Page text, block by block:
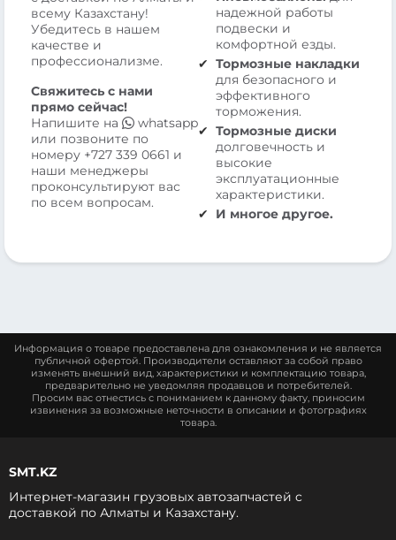
всему Казахстану!
Убедитесь в нашем
качестве и
профессионализме.
Свяжитесь с нами
прямо сейчас!
Напишите на
whatsapp
или позвоните по
номеру +727 339 0661 и
наши менеджеры
проконсультируют вас
по всем вопросам.
надежной работы
подвески и
комфортной езды.
Тормозные накладки
для безопасного и
эффективного
торможения.
Тормозные диски
долговечность и
высокие
эксплуатационные
характеристики.
И многое другое.
Информация о товаре предоставлена для ознакомления и не является
публичной офертой. Производители оставляют за собой право
изменять внешний вид, характеристики и комплектацию товара,
предварительно не уведомляя продавцов и потребителей.
Просим вас отнестись с пониманием к данному факту, приносим
извинения за возможные неточности в описании и фотографиях
товара.
SMT.KZ
Интернет-магазин грузовых автозапчастей c
доставкой по Алматы и Казахстану.